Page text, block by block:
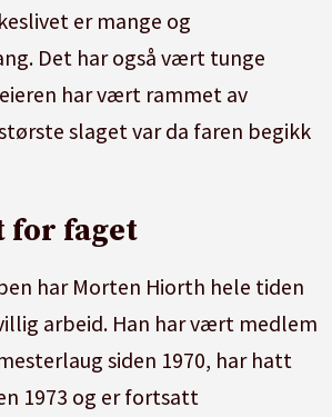
er mange og
Det har også vært tunge
har vært rammet av
slaget var da faren begikk
for faget
har Morten Hiorth hele tiden
arbeid. Han har vært medlem
siden 1970, har hatt
1973 og er fortsatt